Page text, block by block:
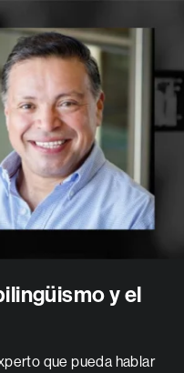
y el
que pueda hablar